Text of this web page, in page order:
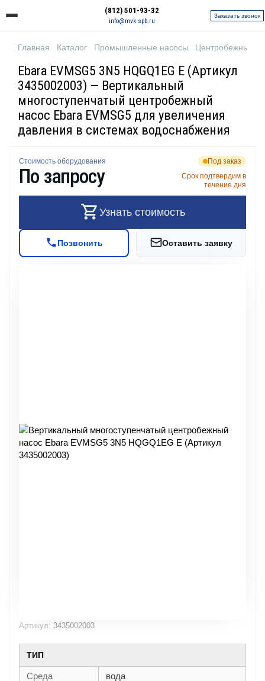
(812) 501-93-32
info@mvk-spb.ru
Заказать звонок
Главная Каталог Промышленные насосы Центробежные
Ebara EVMSG5 3N5 HQGQ1EG E (Артикул
3435002003) — Вертикальный
многоступенчатый центробежный
насос Ebara EVMSG5 для увеличения
давления в системах водоснабжения
Артикул: 3435002003
ТИП
Среда
вода
Стоимость оборудования
По запросу
Под заказ
Срок подтвердим в
течение дня
Узнать стоимость
Позвонить Оставить заявку